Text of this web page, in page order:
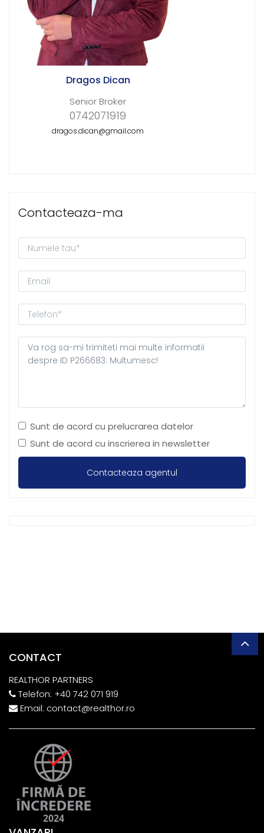
Dragos Dican
Senior Broker
0742071919
dragos.dican@gmail.com
Contacteaza-ma
Sunt de acord cu prelucrarea datelor
Sunt de acord cu inscrierea in newsletter
CONTACT
REALTHOR PARTNERS
Telefon: +40 742 071 919
Email: contact@realthor.ro